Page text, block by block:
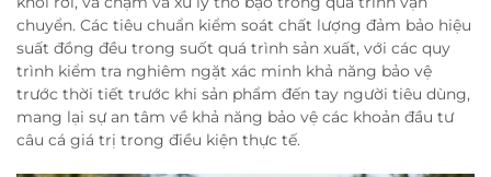
chuyển. Các tiêu chuẩn kiểm soát chất lượng đảm bảo hiệu
suất đồng đều trong suốt quá trình sản xuất, với các quy
trình kiểm tra nghiêm ngặt xác minh khả năng bảo vệ
trước thời tiết trước khi sản phẩm đến tay người tiêu dùng,
mang lại sự an tâm về khả năng bảo vệ các khoản đầu tư
câu cá giá trị trong điều kiện thực tế.